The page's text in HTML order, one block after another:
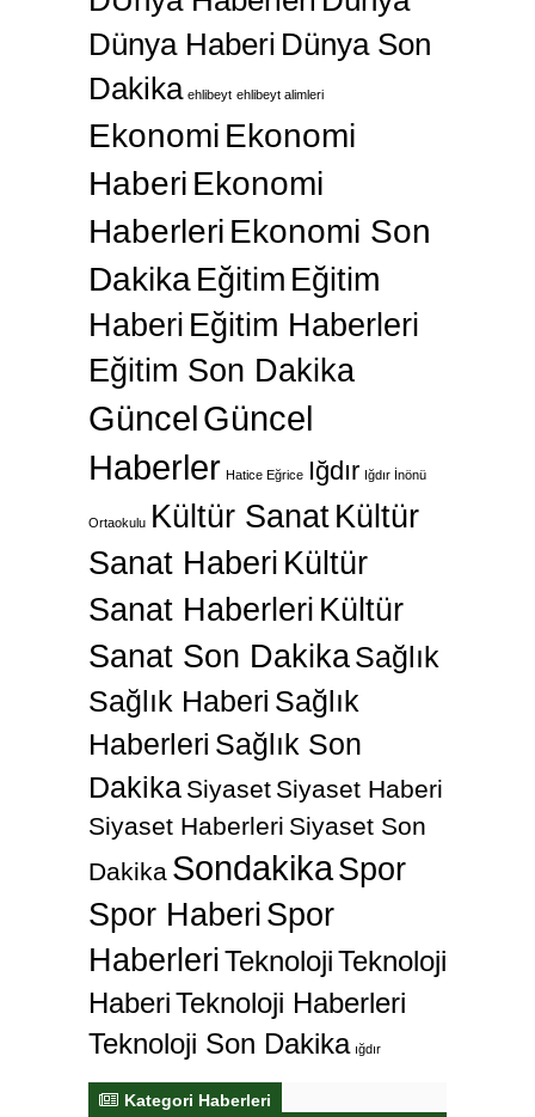
Dünya Haberi Dünya Son
Dakika ehlibeyt ehlibeyt alimleri
Ekonomi Ekonomi
Haberi Ekonomi
Haberleri Ekonomi Son
Dakika Eğitim Eğitim
Haberi Eğitim Haberleri
Eğitim Son Dakika
GüncelGüncel
Haberler Hatice Eğrice Iğdır Iğdır İnönü
Ortaokulu Kültür SanatKültür
Sanat Haberi Kültür
Sanat Haberleri Kültür
Sanat Son DakikaSağlık
Sağlık Haberi Sağlık
Haberleri Sağlık Son
Dakika Siyaset Siyaset Haberi
Siyaset Haberleri Siyaset Son
Dakika SondakikaSpor
Spor Haberi Spor
HaberleriTeknolojiTeknoloji
HaberiTeknoloji Haberleri
Teknoloji Son Dakika ığdır
Kategori Haberleri